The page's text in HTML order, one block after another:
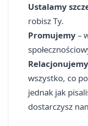
Ustalamy
robisz Ty.
Promujemy–
Relacjonujemy
wszystko, co
jednak jak
dostarczysz